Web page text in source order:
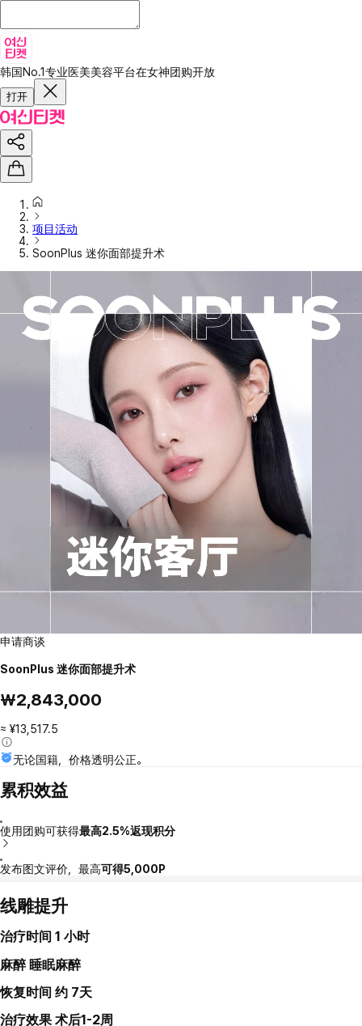
韩国No.1专业医美美容平台在女神团购开放
打开
项目活动
SoonPlus 迷你面部提升术
申请商谈
SoonPlus 迷你面部提升术
₩2,843,000
≈ ¥13,517.5
无论国籍，价格透明公正。
累积效益
使用团购可获得最高2.5%返现积分
发布图文评价，最高可得5,000P
线雕提升
治疗时间 1 小时
麻醉 睡眠麻醉
恢复时间 约 7天
治疗效果 术后1-2周